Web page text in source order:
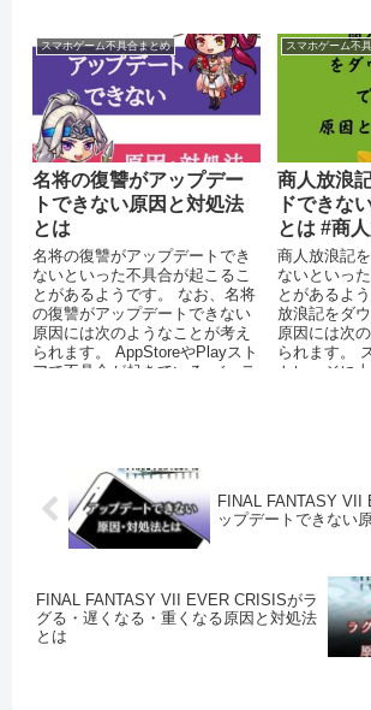
スマホゲーム不具合まとめ
名将の復讐がアップデー
トできない原因と対処法
とは
名将の復讐がアップデートでき
ないといった不具合が起こるこ
とがあるようです。 なお、名将
の復讐がアップデートできない
原因には次のようなことが考え
られます。 AppStoreやPlayスト
アで不具合が起きている バッテ
スマホゲーム不
商人放浪
ドできな
とは #商
商人放浪記
ないといっ
とがあるよ
放浪記をダ
原因には次
られます。
トレージに
FINAL FANTASY VII
ップデートできない
FINAL FANTASY VII EVER CRISISがラ
グる・遅くなる・重くなる原因と対処法
とは